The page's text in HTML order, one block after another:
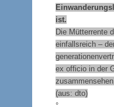
ist.
Die Mütterrente
einfallsreich –
ex officio in der
(aus: dto)